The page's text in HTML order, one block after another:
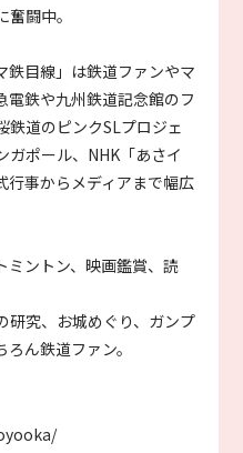
闘中。
鉄目線」は鉄道ファンやマ
電鉄や九州鉄道記念館のフ
鉄道のピンクSLプロジェ
ガポール、NHK「あさイ
行事からメディアまで幅広
ミントン、映画鑑賞、読
研究、お城めぐり、ガンプ
ん鉄道ファン。